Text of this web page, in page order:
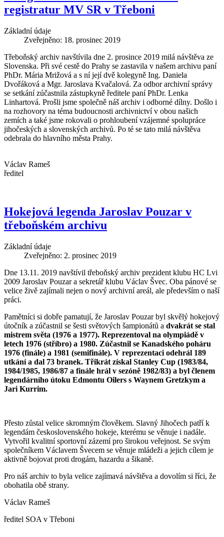
registratur MV SR v Třeboni
Základní údaje
Zveřejněno: 18. prosinec 2019
Třeboňský archiv navštívila dne 2. prosince 2019 milá návštěva ze
Slovenska. Při své cestě do Prahy se zastavila v našem archivu paní
PhDr. Mária Mrižová a s ní její dvě kolegyně Ing. Daniela
Dvořáková a Mgr. Jaroslava Kvačalová. Za odbor archivní správy
se setkání zúčastnila zástupkyně ředitele paní PhDr. Lenka
Linhartová. Prošli jsme společně náš archiv i odborné dílny. Došlo i
na rozhovory na téma budoucnosti archivnictví v obou našich
zemích a také jsme rokovali o prohloubení vzájemné spolupráce
jihočeských a slovenských archivů. Po té se tato milá návštěva
odebrala do hlavního města Prahy.
Václav Rameš
ředitel
Hokejová legenda Jaroslav Pouzar v
třeboňském archivu
Základní údaje
Zveřejněno: 2. prosinec 2019
Dne 13.11. 2019 navštívil třeboňský archiv prezident klubu HC Lvi
2009 Jaroslav Pouzar a sekretář klubu Václav Švec. Oba pánové se
velice živě zajímali nejen o nový archivní areál, ale především o naší
práci.
Pamětníci si dobře pamatují, že Jaroslav Pouzar byl skvělý hokejový
útočník a zúčastnil se šesti světových šampionátů a dvakrát se stal
mistrem světa (1976 a 1977). Reprezentoval na olympiádě v
letech 1976 (stříbro) a 1980. Zúčastnil se Kanadského poháru
1976 (finále) a 1981 (semifinále). V reprezentaci odehrál 189
utkání a dal 73 branek. Třikrát získal Stanley Cup (1983/84,
1984/1985, 1986/87 a finále hrál v sezóně 1982/83) a byl členem
legendárního útoku Edmontu Oilers s Waynem Gretzkym a
Jari Kurrim.
Přesto zůstal velice skromným člověkem. Slavný Jihočech patří k
legendám československého hokeje, kterému se věnuje i nadále.
Vytvořil kvalitní sportovní zázemí pro širokou veřejnost. Se svým
společníkem Václavem Švecem se věnuje mládeži a jejich cílem je
aktivně bojovat proti drogám, hazardu a šikaně.
Pro náš archiv to byla velice zajímavá návštěva a dovolím si říci, že
obohatila obě strany.
Václav Rameš
ředitel SOA v Třeboni